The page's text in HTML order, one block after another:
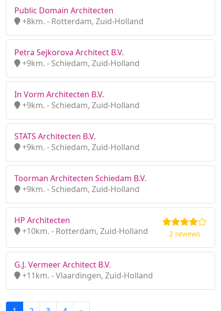
Public Domain Architecten
+8km. - Rotterdam, Zuid-Holland
Petra Sejkorova Architect B.V.
+9km. - Schiedam, Zuid-Holland
In Vorm Architecten B.V.
+9km. - Schiedam, Zuid-Holland
STATS Architecten B.V.
+9km. - Schiedam, Zuid-Holland
Toorman Architecten Schiedam B.V.
+9km. - Schiedam, Zuid-Holland
HP Architecten
+10km. - Rotterdam, Zuid-Holland
2 reviews
G.J. Vermeer Architect B.V.
+11km. - Vlaardingen, Zuid-Holland